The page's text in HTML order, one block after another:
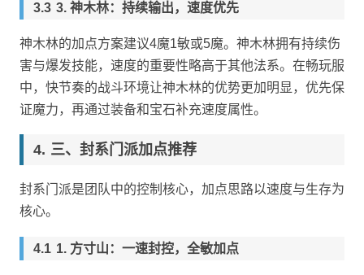
3. 神木林：持续输出，速度优先
神木林的加点方案建议4魔1敏或5魔。神木林拥有持续伤
害与爆发技能，速度的重要性略高于其他法系。在畅玩服
中，快节奏的战斗环境让神木林的优势更加明显，优先保
证魔力，再通过装备和宝石补充速度属性。
三、封系门派加点推荐
封系门派是团队中的控制核心，加点思路以速度与生存为
核心。
1. 方寸山：一速封控，全敏加点